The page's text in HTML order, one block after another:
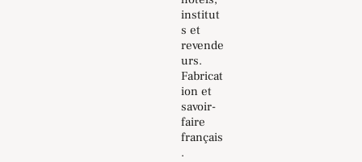
institut
s et
revende
urs.
Fabricat
ion et
savoir-
faire
français
.